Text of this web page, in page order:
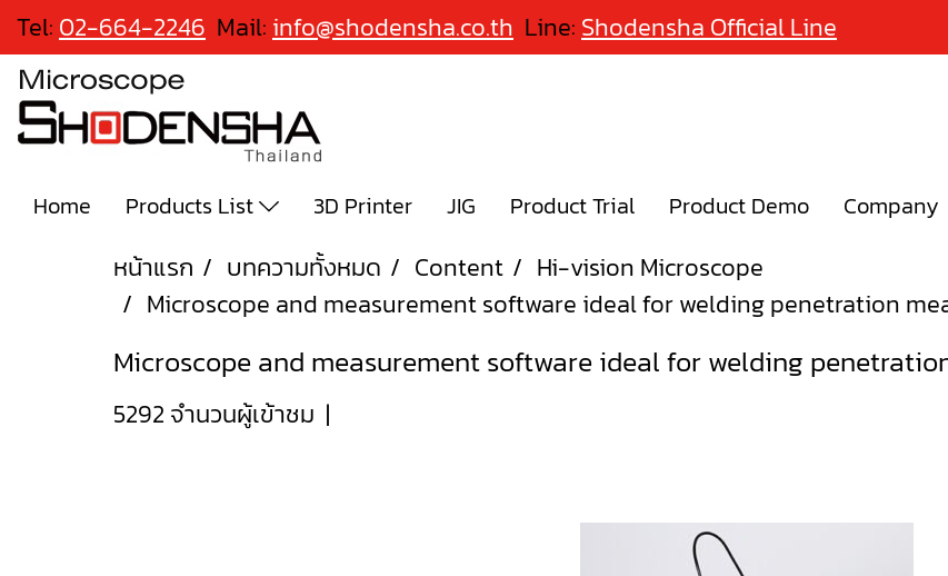
Tel: 02-664-2246 Mail: info@shodensha.co.th Line: Shodensha Official Line
Home Products List 3D Printer JIG Product Trial Product Demo Company
หน้าแรก บทความทั้งหมด Content
Hi-vision Microscope
Microscope and measurement software ideal for welding penetration
Microscope and measurement software ideal for welding
5292 จำนวนผู้เข้าชม |